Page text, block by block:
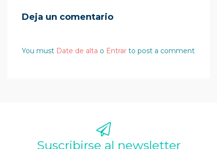
Deja un comentario
You must Date de alta o Entrar to post a comment
Suscribirse al newsletter